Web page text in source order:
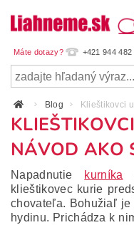
+421 944 482
Blog Klieštikovci
NÁVOD AKO
Napadnutie kurníka
klieštikovec kurie
chovateľa. Bohužiaľ je
hydinu. Prichádza k